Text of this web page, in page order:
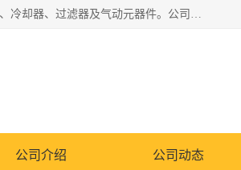
无锡凯乐福智能科技有限公司主营产品：打包机油泵、风冷式油冷却器、液压阀、液压泵、冷却器、过滤器及气动元器件。公司主导生产齿轮泵、齿轮马达、液压阀等产品。共计100多个系列、3000余种规格。覆盖了液压系统的动力元件、控制元件和执行元件，具备较强的成套供货、服务能力。
公司介绍 公司动态